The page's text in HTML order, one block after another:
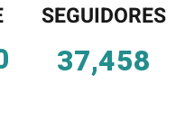
SEGUIDORES
37,458